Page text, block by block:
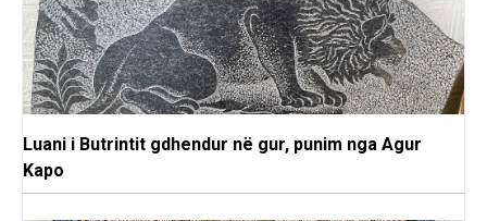
Luani i Butrintit gdhendur në gur, punim nga Agur
Kapo